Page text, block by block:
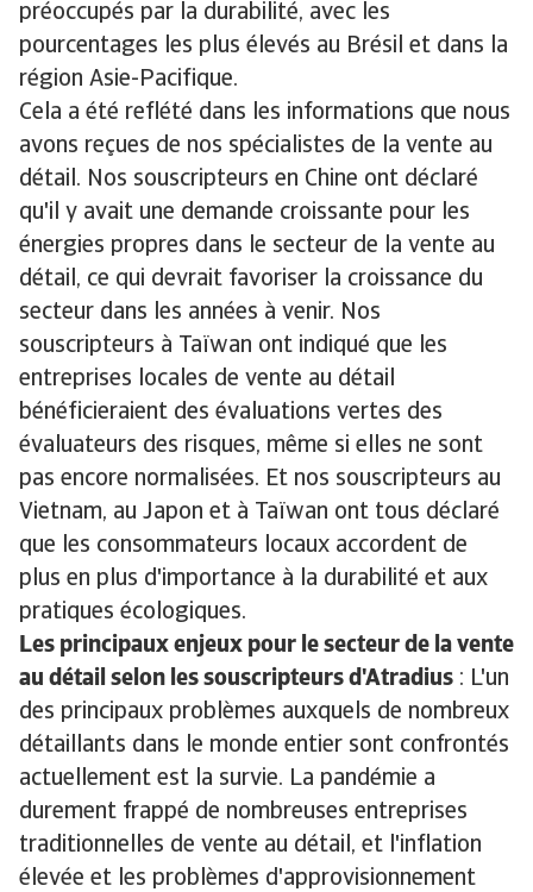
préoccupés par la durabilité, avec les
pourcentages les plus élevés au Brésil et dans la
région Asie-Pacifique.
Cela a été reflété dans les informations que nous
avons reçues de nos spécialistes de la vente au
détail. Nos souscripteurs en Chine ont déclaré
qu'il y avait une demande croissante pour les
énergies propres dans le secteur de la vente au
détail, ce qui devrait favoriser la croissance du
secteur dans les années à venir. Nos
souscripteurs à Taïwan ont indiqué que les
entreprises locales de vente au détail
bénéficieraient des évaluations vertes des
évaluateurs des risques, même si elles ne sont
pas encore normalisées. Et nos souscripteurs au
Vietnam, au Japon et à Taïwan ont tous déclaré
que les consommateurs locaux accordent de
plus en plus d'importance à la durabilité et aux
pratiques écologiques.
Les principaux enjeux pour le secteur de la vente
au détail selon les souscripteurs d'Atradius : L'un
des principaux problèmes auxquels de nombreux
détaillants dans le monde entier sont confrontés
actuellement est la survie. La pandémie a
durement frappé de nombreuses entreprises
traditionnelles de vente au détail, et l'inflation
élevée et les problèmes d'approvisionnement